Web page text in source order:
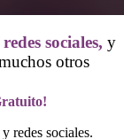
sociales, y
otros
y redes sociales.